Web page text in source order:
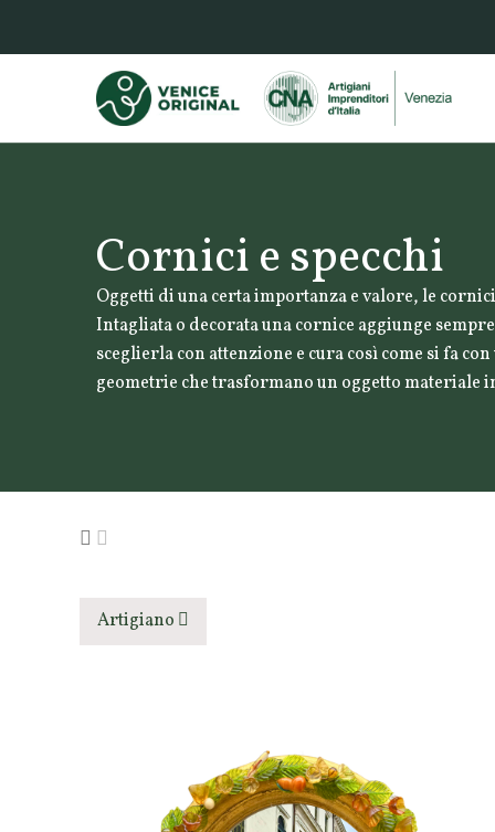
Cornici e specchi
Oggetti di una certa importanza e valore, le
Intagliata o decorata una cornice aggiunge sempre
sceglierla con attenzione e cura così come si fa
geometrie che trasformano un oggetto materiale
Artigiano